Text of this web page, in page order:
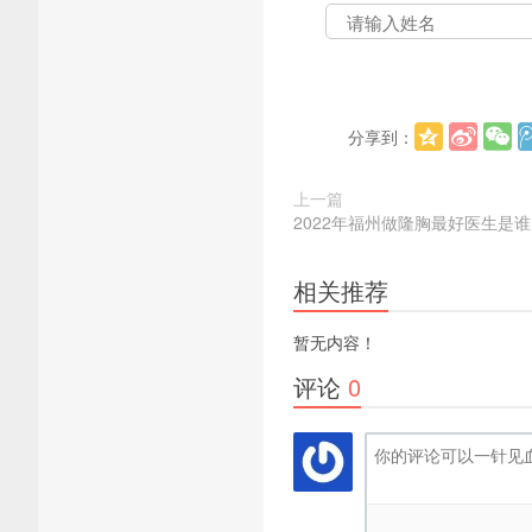
分享到：
上一篇
2022年福州做隆胸最好医生是
相关推荐
暂无内容！
评论 0